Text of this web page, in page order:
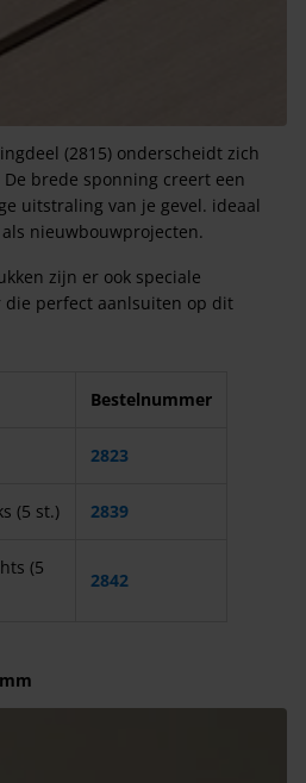
(2815) onderscheidt zich
brede sponning creert een
uitstraling van je gevel. ideaal
nieuwbouwprojecten.
zijn er ook speciale
perfect aanlsuiten op dit
Bestelnummer
2823
(5 st.) 2839
(5
2842